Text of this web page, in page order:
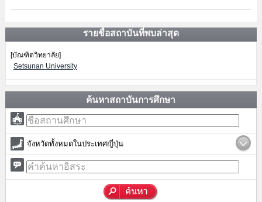
รายชื่อสถาบันที่พบล่าสุด
[บัณฑิตวิทยาลัย]
Setsunan University
ค้นหาสถาบันการศึกษา
จังหวัดทั้งหมดในประเทศญี่ปุ่น